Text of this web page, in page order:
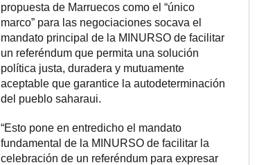
propuesta de Marruecos como el “único
marco” para las negociaciones socava el
mandato principal de la MINURSO de facilitar
un referéndum que permita una solución
política justa, duradera y mutuamente
aceptable que garantice la autodeterminación
del pueblo saharaui.
“Esto pone en entredicho el mandato
fundamental de la MINURSO de facilitar la
celebración de un referéndum para expresar